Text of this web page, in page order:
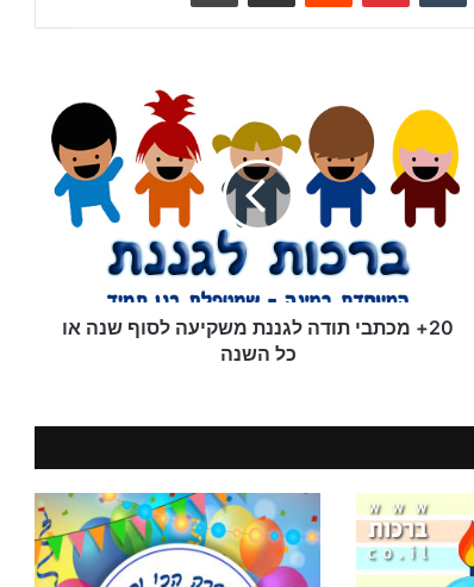
מכתבי
תודה
לגננת
משקיעה
השנה
20+ מכתבי תודה לגננת משקיעה לסוף שנה או
כל השנה